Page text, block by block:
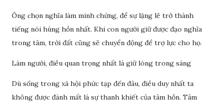
Ông chọn nghĩa làm minh chứng, để sự lặng lẽ trở thành
tiếng nói hùng hồn nhất. Khi con người giữ được đạo nghĩa
trong tâm, trời đất cũng sẽ chuyển động để trợ lực cho họ.
Làm người, điều quan trọng nhất là giữ lòng trong sáng
Dù sống trong xã hội phức tạp đến đâu, điều duy nhất ta
không được đánh mất là sự thanh khiết của tâm hồn. Tâm